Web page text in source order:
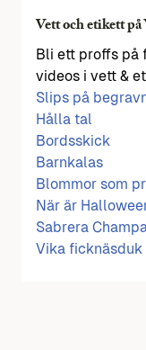
Vett och etikett
Bli ett proffs på
videos i vett &
Slips på
Hålla tal
Bordsskick
Barnkalas
Blommor som
När är
Sabrera
Vika ficknäsduk